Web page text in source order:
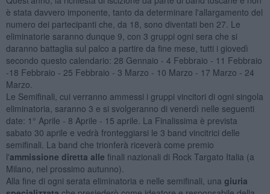
è stata davvero imponente, tanto da determinare l'allargamento del
numero dei partecipanti che, da 18, sono diventati ben 27. Le
eliminatorie saranno dunque 9, con 3 gruppi ogni sera che si
daranno battaglia sul palco a partire da fine mese, tutti i giovedì
secondo questo calendario: 28 Gennaio - 4 Febbraio - 11 Febbraio
-18 Febbraio - 25 Febbraio - 3 Marzo - 10 Marzo - 17 Marzo - 24
Marzo.
Le Semifinali, cui verranno ammessi i gruppi vincitori di ogni singola
eliminatoria, saranno 3 e si svolgeranno di venerdì nelle seguenti
date: 1° Aprile - 8 Aprile - 15 aprile. La Finalissima è prevista
sabato 30 aprile e vedrà fronteggiarsi le 3 band vincitrici delle
semifinali. La band che trionferà riceverà come premio
l'ammissione diretta alle finali nazionali di Rock Targato Italia (a
Milano, nel prossimo autunno).
Alla fine di ogni serata eliminatoria e nelle semifinali, una giuria